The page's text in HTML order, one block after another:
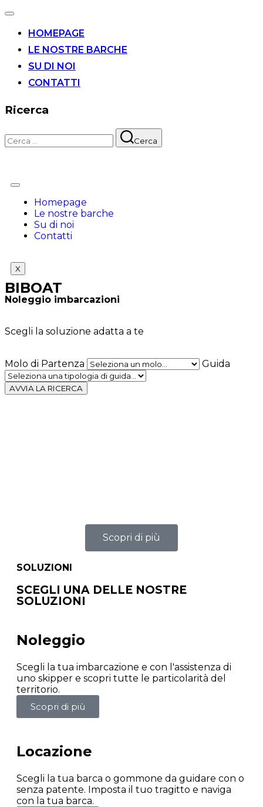
HOMEPAGE
LE NOSTRE BARCHE
SU DI NOI
CONTATTI
Ricerca
Cerca
Homepage
Le nostre barche
Su di noi
Contatti
X
BIBOAT
Noleggio imbarcazioni
Scegli la soluzione adatta a te
Molo di Partenza Guida
AVVIA LA RICERCA
Scopri di più
SOLUZIONI
SCEGLI UNA DELLE NOSTRE
SOLUZIONI
Noleggio
Scegli la tua imbarcazione e con l'assistenza di
uno skipper e scopri tutte le particolarità del
territorio.
Scopri di più
Locazione
Scegli la tua barca o gommone da guidare con o
senza patente. Imposta il tuo tragitto e naviga
con la tua barca.